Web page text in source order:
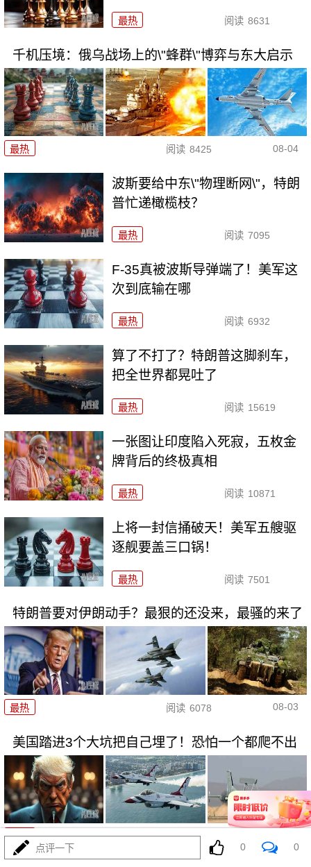
最热 阅读 8631
千机压境：俄乌战场上的\"蜂群\"博弈与东大启示
最热 阅读 8425 08-04
波斯要给中东\"物理断网\"，特朗
普忙递橄榄枝？
最热 阅读 7095
F-35真被波斯导弹端了！美军这
次到底输在哪
最热 阅读 6932
算了不打了？特朗普这脚刹车，
把全世界都晃吐了
最热 阅读 15619
一张图让印度陷入死寂，五枚金
牌背后的终极真相
最热 阅读 10871
上将一封信捅破天！美军五艘驱
逐舰要盖三口锅！
最热 阅读 7501
特朗普要对伊朗动手？最狠的还没来，最骚的来了
最热 阅读 6078 08-03
美国踏进3个大坑把自己埋了！恐怕一个都爬不出
最热 阅读 17594
点评一下 0 0